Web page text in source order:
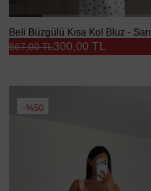
Beli Büzgülü Kısa Kol Bluz - Sarı
300,00 TL
667,00 TL
%50